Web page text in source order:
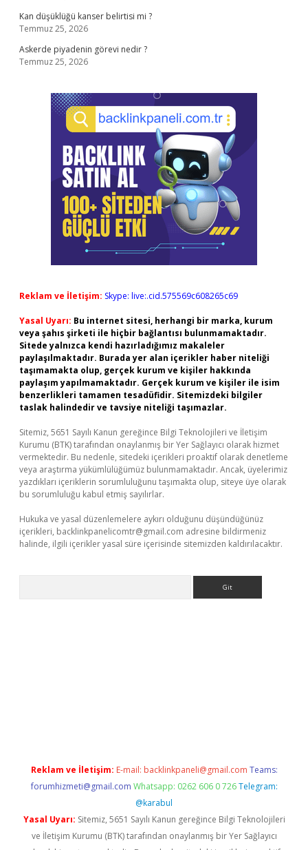
Kan düşüklüğü kanser belirtisi mi ?
Temmuz 25, 2026
Askerde piyadenin görevi nedir ?
Temmuz 25, 2026
Reklam ve İletişim: Skype: live:.cid.575569c608265c69
Yasal Uyarı: Bu internet sitesi, herhangi bir marka, kurum
veya şahıs şirketi ile hiçbir bağlantısı bulunmamaktadır.
Sitede yalnızca kendi hazırladığımız makaleler
paylaşılmaktadır. Burada yer alan içerikler haber niteliği
taşımamakta olup, gerçek kurum ve kişiler hakkında
paylaşım yapılmamaktadır. Gerçek kurum ve kişiler ile isim
benzerlikleri tamamen tesadüfidir. Sitemizdeki bilgiler
taslak halindedir ve tavsiye niteliği taşımazlar.
Sitemiz, 5651 Sayılı Kanun gereğince Bilgi Teknolojileri ve İletişim
Kurumu (BTK) tarafından onaylanmış bir Yer Sağlayıcı olarak hizmet
vermektedir. Bu nedenle, sitedeki içerikleri proaktif olarak denetleme
veya araştırma yükümlülüğümüz bulunmamaktadır. Ancak, üyelerimiz
yazdıkları içeriklerin sorumluluğunu taşımakta olup, siteye üye olarak
bu sorumluluğu kabul etmiş sayılırlar.
Hukuka ve yasal düzenlemelere aykırı olduğunu düşündüğünüz
içerikleri, backlinkpanelicomtr@gmail.com adresine bildirmeniz
halinde, ilgili içerikler yasal süre içerisinde sitemizden kaldırılacaktır.
Reklam ve İletişim: E-mail: backlinkpaneli@gmail.com Teams:
forumhizmeti@gmail.com Whatsapp: 0262 606 0 726 Telegram:
@karabul
Yasal Uyarı: Sitemiz, 5651 Sayılı Kanun gereğince Bilgi Teknolojileri
ve İletişim Kurumu (BTK) tarafından onaylanmış bir Yer Sağlayıcı